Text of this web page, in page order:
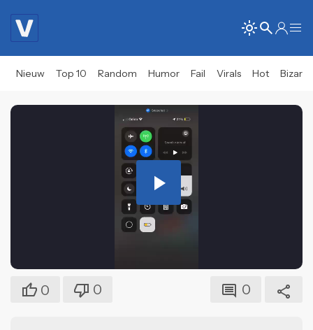
Nieuw Top 10 Random Humor Fail Virals Hot Bizar
Play
Video
0 0 0